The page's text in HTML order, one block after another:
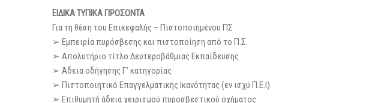
ΕΙΔΙΚΑ ΤΥΠΙΚΑ ΠΡΟΣΟΝΤΑ
Για τη θέση του Επικεφαλής – Πιστοποιημένου ΠΣ
➢ Εμπειρία πυρόσβεσης και πιστοποίηση από το Π.Σ.
➢ Απολυτήριο τίτλο Δευτεροβάθμιας Εκπαίδευσης
➢ Άδεια οδήγησης Γ’ κατηγορίας
➢ Πιστοποιητικό Επαγγελματικής Ικανότητας (εν ισχύ Π.Ε.Ι)
➢ Επιθυμητή άδεια χειρισμού πυροσβεστικού οχήματος